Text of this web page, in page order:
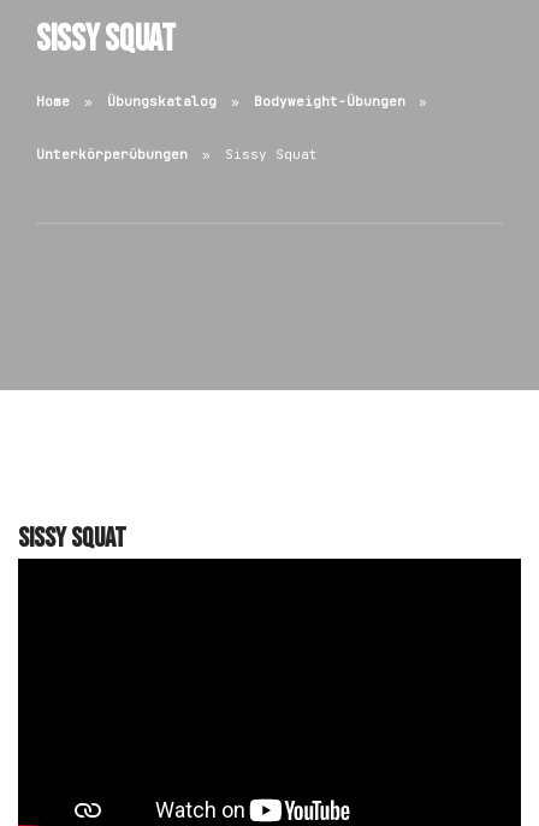
Sissy Squat
Home Übungskatalog Bodyweight-Übungen
Unterkörperübungen Sissy Squat
Sissy Squat